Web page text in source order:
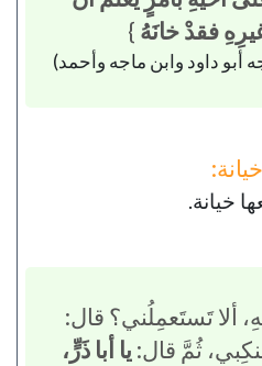
فقدْ خانَهُ }
أبو داود وابن ماجه وأحمد)
خيانة.
ألا تَستَعمِلُني؟ قال:
ثُمَّ قال: يا أبا ذَرٍّ،